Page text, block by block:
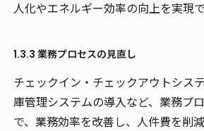
人化やエネルギー効率の向上を実現で
1.3.3 業務プロセスの見直し
チェックイン・チェックアウトシス
庫管理システムの導入など、業務プ
で、業務効率を改善し、人件費を削減